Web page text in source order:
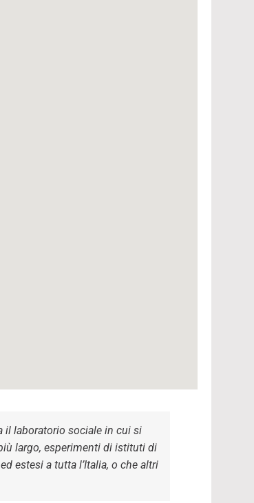
il laboratorio sociale in cui si
largo, esperimenti di istituti di
estesi a tutta l’Italia, o che altri